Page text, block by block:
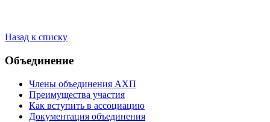
Назад к списку
Объединение
Члены объединения АХП
Преимущества участия
Как вступить в ассоциацию
Документация объединения